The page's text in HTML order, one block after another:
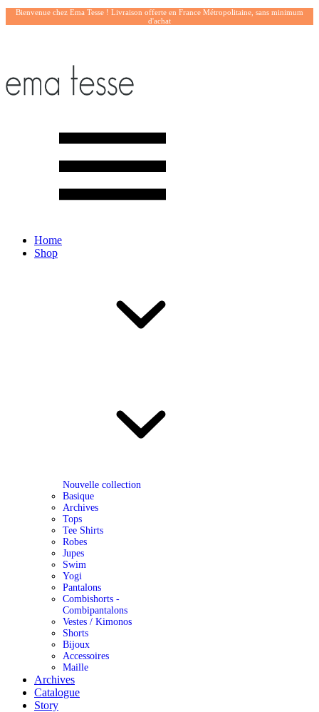
Bienvenue chez Ema Tesse ! Livraison offerte en France Métropolitaine, sans minimum
d'achat
Home
Shop
Nouvelle collection
Basique
Archives
Tops
Tee Shirts
Robes
Jupes
Swim
Yogi
Pantalons
Combishorts -
Combipantalons
Vestes / Kimonos
Shorts
Bijoux
Accessoires
Maille
Archives
Catalogue
Story